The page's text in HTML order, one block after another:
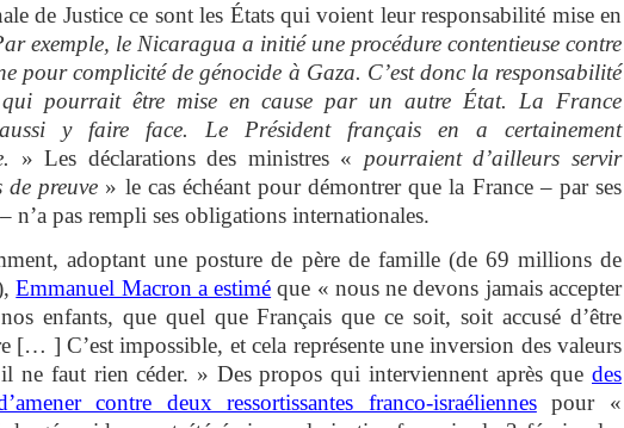
de Justice ce sont les États qui voient leur responsabilité mise en
exemple, le Nicaragua a initié une procédure contentieuse contre
pour complicité de génocide à Gaza. C’est donc la responsabilité
pourrait être mise en cause par un autre État. La France
y faire face. Le Président français en a certainement
» Les déclarations des ministres « pourraient d’ailleurs servir
de preuve » le cas échéant pour démontrer que la France – par ses
n’a pas rempli ses obligations internationales.
adoptant une posture de père de famille (de 69 millions de
Emmanuel Macron a estimé que « nous ne devons jamais accepter
enfants, que quel que Français que ce soit, soit accusé d’être
[… ] C’est impossible, et cela représente une inversion des valeurs
ne faut rien céder. » Des propos qui interviennent après que des
contre deux ressortissantes franco-israéliennespour «